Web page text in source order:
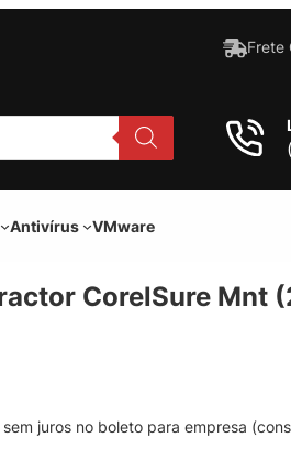
Frete
Antivírus VMware
CorelSure Mnt
juros no boleto para empresa